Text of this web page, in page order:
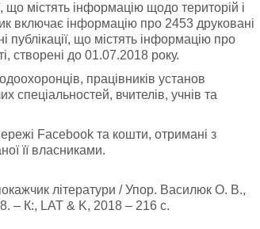
що містять інформацію щодо територій і
включає інформацію про 2453 друковані
публікації, що містять інформацію про
створені до 01.07.2018 року.
працівників установ
спеціальностей, вчителів, учнів та
Facebook та кошти, отримані з
її власниками.
літератури / Упор. Василюк О. В.,
– К:, LAT & K, 2018 – 216 с.